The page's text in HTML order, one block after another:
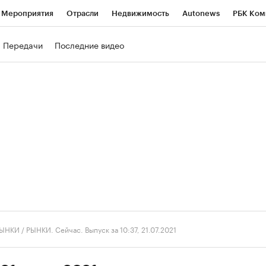
Мероприятия Отрасли Недвижимость Autonews РБК
Передачи Последние видео
/ РЫНКИ. Сейчас. Выпуск за 10:37, 21.07.2021